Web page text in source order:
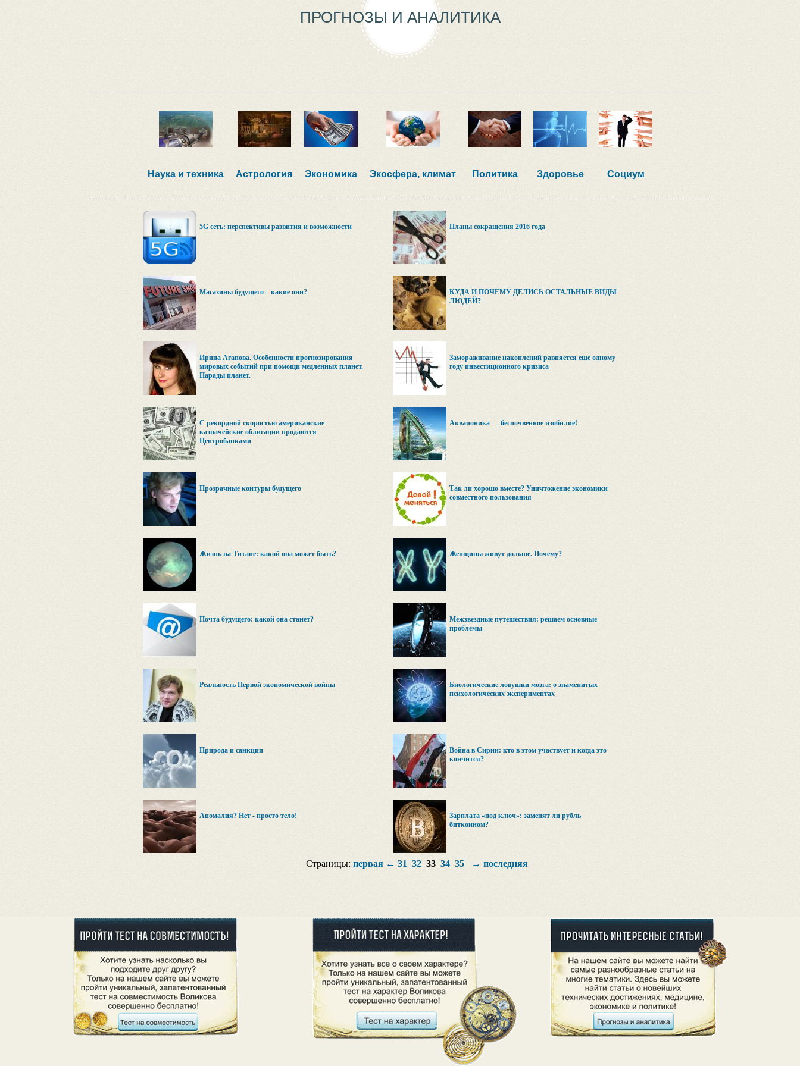
ПРОГНОЗЫ И АНАЛИТИКА
Наука и техника Астрология Экономика Экосфера, климат Политика Здоровье Социум
5G сеть: перспективы развития и возможности Планы сокращения 2016 года
Магазины будущего – какие они?
КУДА И ПОЧЕМУ ДЕЛИСЬ ОСТАЛЬНЫЕ ВИДЫ
ЛЮДЕЙ?
Ирина Агапова. Особенности прогнозирования
мировых событий при помощи медленных планет.
Парады планет.
Замораживание накоплений равняется еще одному
году инвестиционного кризиса
С рекордной скоростью американские
казначейские облигации продаются
Центробанками
Аквапоника — беспочвенное изобилие!
Прозрачные контуры будущего
Так ли хорошо вместе? Уничтожение экономики
совместного пользования
Жизнь на Титане: какой она может быть? Женщины живут дольше. Почему?
Почта будущего: какой она станет?
Межзвездные путешествия: решаем основные
проблемы
Реальность Первой экономической войны
Биологические ловушки мозга: о знаменитых
психологических экспериментах
Природа и санкции
Война в Сирии: кто в этом участвует и когда это
кончится?
Аномалия? Нет - просто тело!
Зарплата «под ключ»: заменят ли рубль
биткоином?
Страницы: первая← 31 32 33 34 35 → последняя